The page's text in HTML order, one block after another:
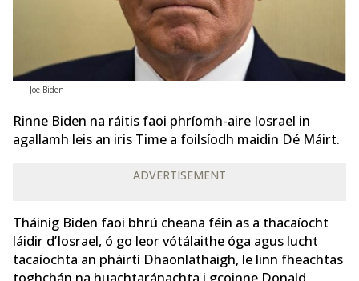
Joe Biden
Rinne Biden na ráitis faoi phríomh-aire Iosrael in
agallamh leis an iris Time a foilsíodh maidin Dé Máirt.
ADVERTISEMENT
Tháinig Biden faoi bhrú cheana féin as a thacaíocht
láidir d’Iosrael, ó go leor vótálaithe óga agus lucht
tacaíochta an pháirtí Dhaonlathaigh, le linn fheachtas